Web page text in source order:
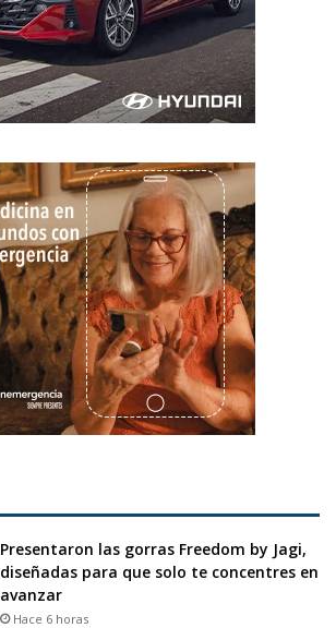
Presentaron las gorras Freedom by Jagi,
diseñadas para que solo te concentres en
avanzar
Hace 6 horas